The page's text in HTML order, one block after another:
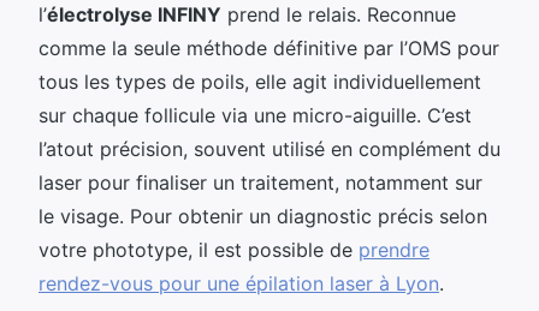
l’électrolyse INFINY prend le relais. Reconnue
comme la seule méthode définitive par l’OMS pour
tous les types de poils, elle agit individuellement
sur chaque follicule via une micro-aiguille. C’est
l’atout précision, souvent utilisé en complément du
laser pour finaliser un traitement, notamment sur
le visage. Pour obtenir un diagnostic précis selon
votre phototype, il est possible de prendre
rendez-vous pour une épilation laser à Lyon.